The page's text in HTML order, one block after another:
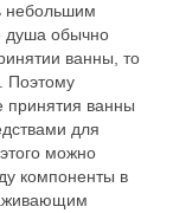
небольшим
душа обычно
ванны, то
Поэтому
принятия ванны
для
можно
компоненты в